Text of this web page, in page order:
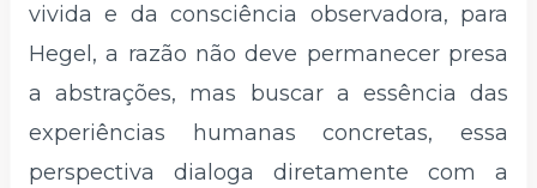
vivida e da consciência observadora, para
Hegel, a razão não deve permanecer presa
a abstrações, mas buscar a essência das
experiências humanas concretas, essa
perspectiva dialoga diretamente com a